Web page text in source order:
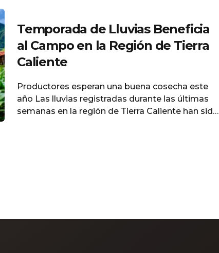
Temporada de Lluvias Beneficia
al Campo en la Región de Tierra
Caliente
Productores esperan una buena cosecha este
año Las lluvias registradas durante las últimas
semanas en la región de Tierra Caliente han sido